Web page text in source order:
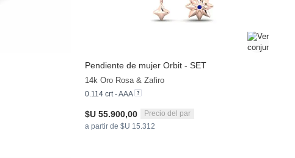
Pendiente de mujer Orbit - SET
14k Oro Rosa & Zafiro
0.114 crt - AAA
$U 55.900,00
Precio del par
a partir de $U 15.312